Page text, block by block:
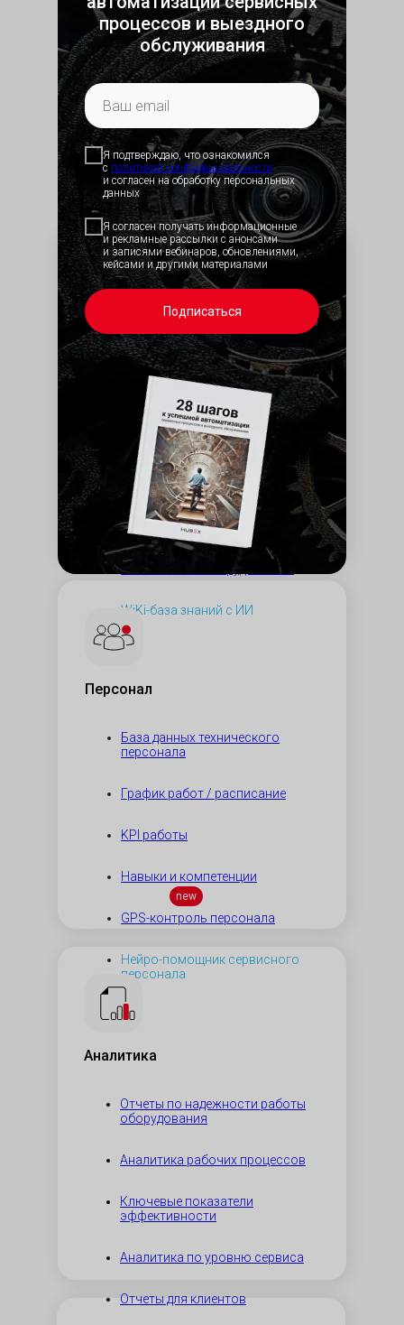
Персонал
Оборудование
Аналитика
База данных технического
персонала
График работ / расписание
KPI работы
Навыки и компетенции
GPS-контроль персонала
Нейро-помощник сервисного
персонала
Иерархическая база
обслуживаемого
оборудования
Цифровой паспорт
оборудования
График проведения ТО и ППР
оборудования
Чек-листы по оборудованию
WiKi-база знаний с ИИ
Отчеты по надежности работы
оборудования
Аналитика рабочих процессов
Ключевые показатели
эффективности
Аналитика по уровню сервиса
Отчеты для клиентов
Система объединяет базовый функционал
ТОиР с инструментами для планирования
ресурсов, включая управление
персоналом, МТО и заявками на ремонт.
Поддерживает стандартизацию
процессов, контроль качества работ,
мониторинг KPI, формирование
отчетности и анализ надежности
оборудования (MTTR, MTBF)
new
new
процессов и выездного
обслуживания
Я подтверждаю, что ознакомился
с политикой конфиденциальности
и согласен на обработку персональных
данных
Я согласен получать информационные
и рекламные рассылки с анонсами
и записями вебинаров, обновлениями,
кейсами и другими материалами
Подписаться